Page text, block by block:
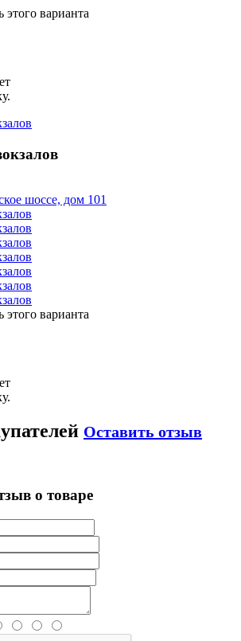
этого варианта
шоссе, дом 101
этого варианта
Оставить отзыв
о товаре